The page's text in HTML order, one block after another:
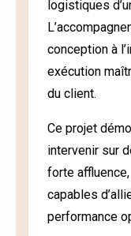
logistiques
conception à
exécution
du client.
Ce projet
intervenir sur
forte
capables
performance